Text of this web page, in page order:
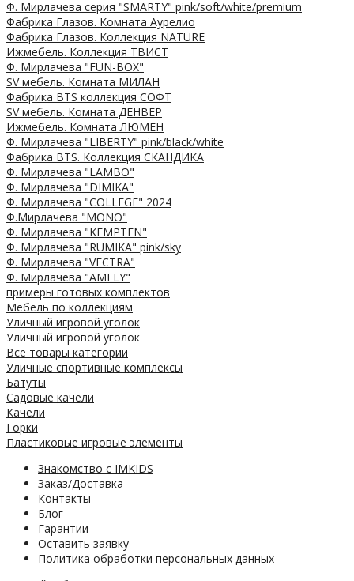
Ф. Мирлачева серия "SMARTY" pink/soft/white/premium
Фабрика Глазов. Комната Аурелио
Фабрика Глазов. Коллекция NATURE
Ижмебель. Коллекция ТВИСТ
Ф. Мирлачева "FUN-BOX"
SV мебель. Комната МИЛАН
Фабрика BTS коллекция СОФТ
SV мебель. Комната ДЕНВЕР
Ижмебель. Комната ЛЮМЕН
Ф. Мирлачева "LIBERTY" pink/black/white
Фабрика BTS. Коллекция СКАНДИКА
Ф. Мирлачева "LAMBO"
Ф. Мирлачева "DIMIKA"
Ф. Мирлачева "COLLEGE" 2024
Ф.Мирлачева "MONO"
Ф. Мирлачева "KEMPTEN"
Ф. Мирлачева "RUMIKA" pink/sky
Ф. Мирлачева "VECTRA"
Ф. Мирлачева "AMELY"
примеры готовых комплектов
Мебель по коллекциям
Уличный игровой уголок
Уличный игровой уголок
Все товары категории
Уличные спортивные комплексы
Батуты
Садовые качели
Качели
Горки
Пластиковые игровые элементы
Знакомство с IMKIDS
Заказ/Доставка
Контакты
Блог
Гарантии
Оставить заявку
Политика обработки персональных данных